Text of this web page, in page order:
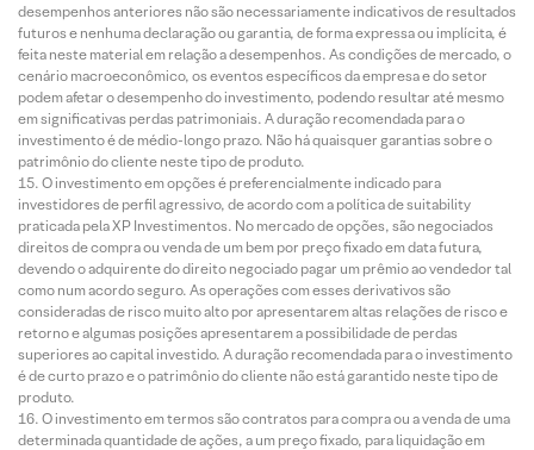
desempenhos anteriores não são necessariamente indicativos de resultados
futuros e nenhuma declaração ou garantia, de forma expressa ou implícita, é
feita neste material em relação a desempenhos. As condições de mercado, o
cenário macroeconômico, os eventos específicos da empresa e do setor
podem afetar o desempenho do investimento, podendo resultar até mesmo
em significativas perdas patrimoniais. A duração recomendada para o
investimento é de médio-longo prazo. Não há quaisquer garantias sobre o
patrimônio do cliente neste tipo de produto.
O investimento em opções é preferencialmente indicado para
investidores de perfil agressivo, de acordo com a política de suitability
praticada pela XP Investimentos. No mercado de opções, são negociados
direitos de compra ou venda de um bem por preço fixado em data futura,
devendo o adquirente do direito negociado pagar um prêmio ao vendedor tal
como num acordo seguro. As operações com esses derivativos são
consideradas de risco muito alto por apresentarem altas relações de risco e
retorno e algumas posições apresentarem a possibilidade de perdas
superiores ao capital investido. A duração recomendada para o investimento
é de curto prazo e o patrimônio do cliente não está garantido neste tipo de
produto.
O investimento em termos são contratos para compra ou a venda de uma
determinada quantidade de ações, a um preço fixado, para liquidação em